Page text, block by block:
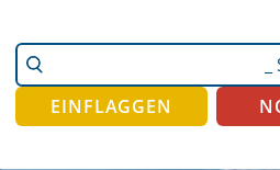
Website
durchsuchen
Erweiterte
Suche…
EINFLAGGEN